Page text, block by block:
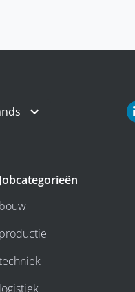
Jobcategorieën
bouw
productie
logistiek